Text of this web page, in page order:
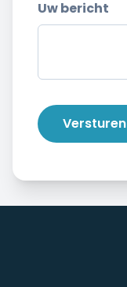
Uw bericht
Versturen